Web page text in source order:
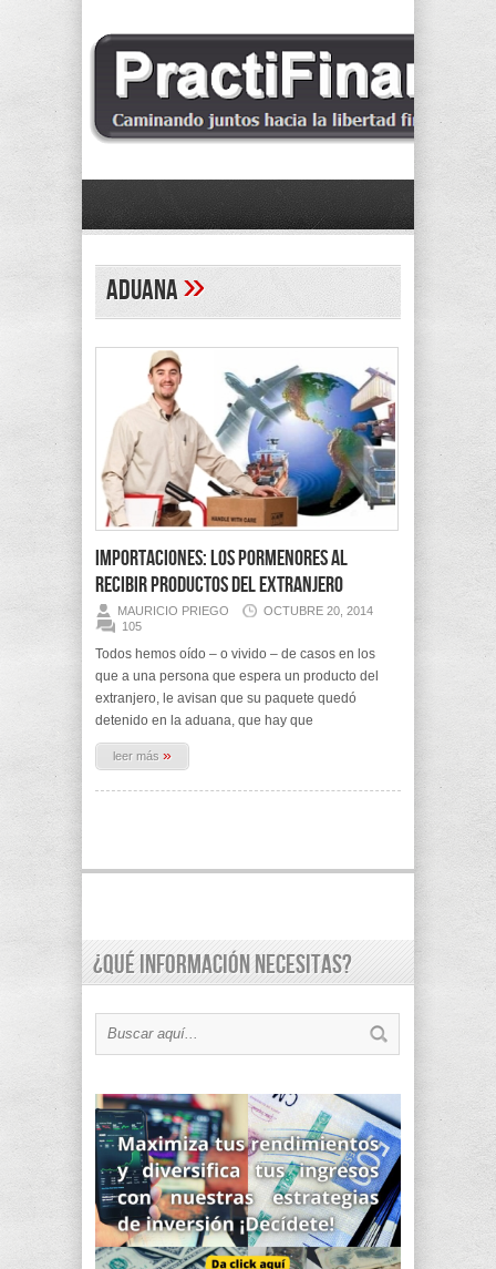
aduana»
Importaciones: Los pormenores al
recibir productos del extranjero
MAURICIO PRIEGO
OCTUBRE 20, 2014
105
Todos hemos oído – o vivido – de casos en los
que a una persona que espera un producto del
extranjero, le avisan que su paquete quedó
detenido en la aduana, que hay que
leer más »
¿Qué información necesitas?